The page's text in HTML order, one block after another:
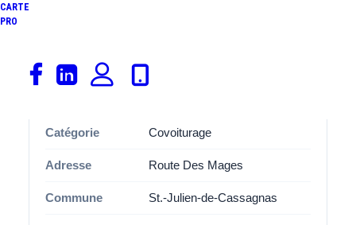
CARTE
PRO
Catégorie Covoiturage
Adresse Route Des Mages
Commune St.-Julien-de-Cassagnas